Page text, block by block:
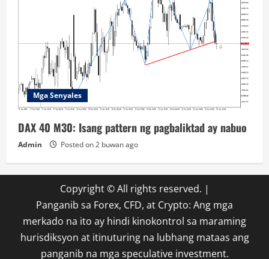
Mga Senyales
DAX 40 M30: Isang pattern ng pagbaliktad ay nabuo
Admin Posted on 2 buwan ago
Copyright © All rights reserved. |
Panganib sa Forex, CFD, at Crypto: Ang mga
merkado na ito ay hindi kinokontrol sa maraming
hurisdiksyon at itinuturing na lubhang mataas ang
panganib na mga speculative investment.